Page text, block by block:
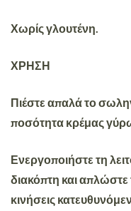
Χωρίς γλουτένη.
ΧΡΗΣΗ
Πιέστε απαλά το
ποσότητα κρέμας
Ενεργοποιήστε τη
διακόπτη και απλώστε
κινήσεις